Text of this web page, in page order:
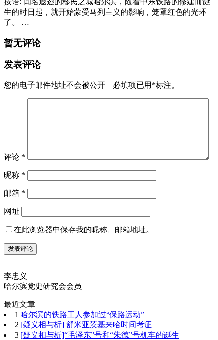
按语: 闻名遐迩的移民之城哈尔滨，随着中东铁路的修建而诞
生的时日起，就开始蒙受马列主义的影响，笼罩红色的光环
了。 …
暂无评论
发表评论
您的电子邮件地址不会被公开， 必填项已用 *标注。
评论 *
昵称 *
邮箱 *
网址
在此浏览器中保存我的昵称、邮箱地址。
李忠义
哈尔滨党史研究会会员
最近文章
1 哈尔滨的铁路工人参加过“保路运动”
2 [疑义相与析] 舒米亚茨基来哈时间考证
3 [疑义相与析]“毛泽东”号和“朱德”号机车的诞生